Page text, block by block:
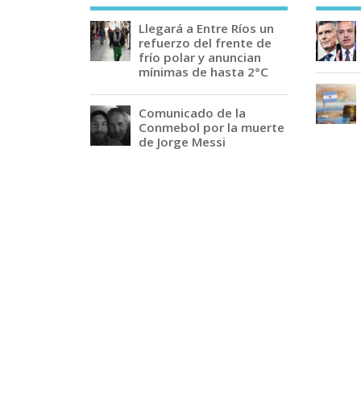
Llegará a Entre Ríos un
refuerzo del frente de
frío polar y anuncian
mínimas de hasta 2°C
Comunicado de la
Conmebol por la muerte
de Jorge Messi